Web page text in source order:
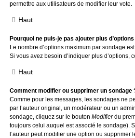
permettre aux utilisateurs de modifier leur vote.
Haut
Pourquoi ne puis-je pas ajouter plus
Le nombre d’options maximum par sondage
Si vous avez besoin d’indiquer plus d’options,
Haut
Comment modifier ou supprimer un sondage
Comme pour les messages, les sondages ne
par l’auteur original, un modérateur ou un
sondage, cliquez sur le bouton Modifierdu
toujours celui auquel est associé le sondage).
l’auteur peut modifier une option ou supprimer